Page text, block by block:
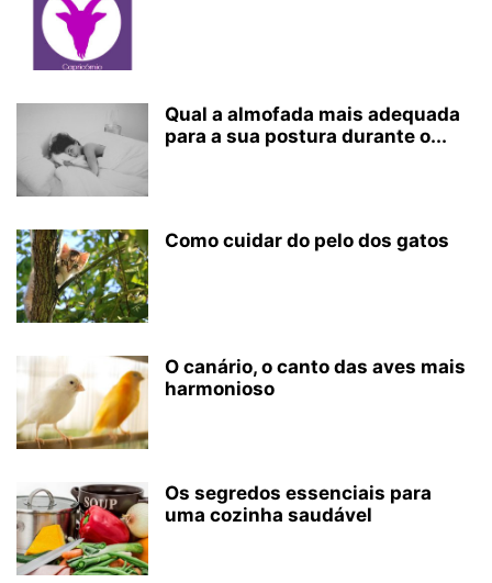
Qual a almofada mais adequada
para a sua postura durante o...
Como cuidar do pelo dos gatos
O canário, o canto das aves mais
harmonioso
Os segredos essenciais para
uma cozinha saudável